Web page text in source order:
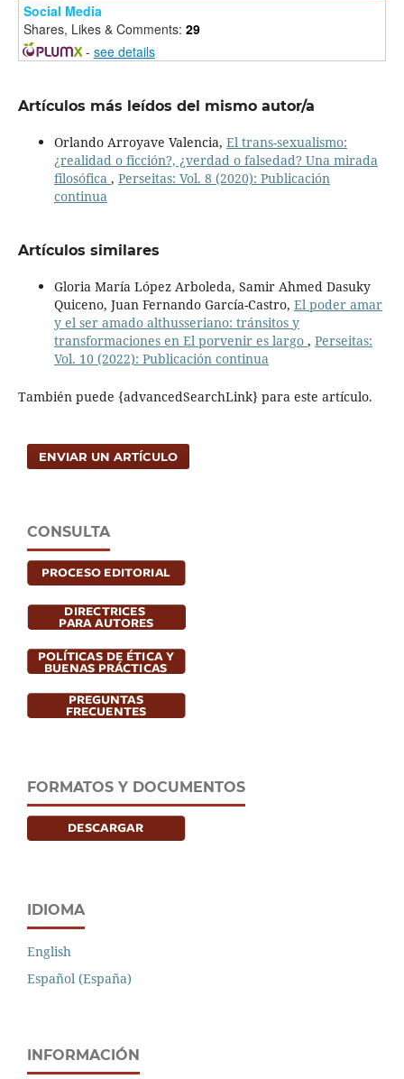
Social Media
Shares, Likes & Comments: 29
- see details
Artículos más leídos del mismo autor/a
Orlando Arroyave Valencia, El trans-sexualismo:
¿realidad o ficción?, ¿verdad o falsedad? Una mirada
filosófica , Perseitas: Vol. 8 (2020): Publicación
continua
Artículos similares
Gloria María López Arboleda, Samir Ahmed Dasuky
Quiceno, Juan Fernando García-Castro, El poder amar
y el ser amado althusseriano: tránsitos y
transformaciones en El porvenir es largo , Perseitas:
Vol. 10 (2022): Publicación continua
También puede {advancedSearchLink} para este artículo.
ENVIAR UN ARTÍCULO
CONSULTA
FORMATOS Y DOCUMENTOS
IDIOMA
English
Español (España)
INFORMACIÓN